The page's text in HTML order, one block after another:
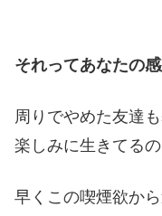
それってあなたの
周りでやめた友達
楽しみに生きてる
早くこの喫煙欲か